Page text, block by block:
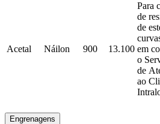
Acetal Náilon 900 13.100
Para
de
de
em
o
de
ao
Engrenagens